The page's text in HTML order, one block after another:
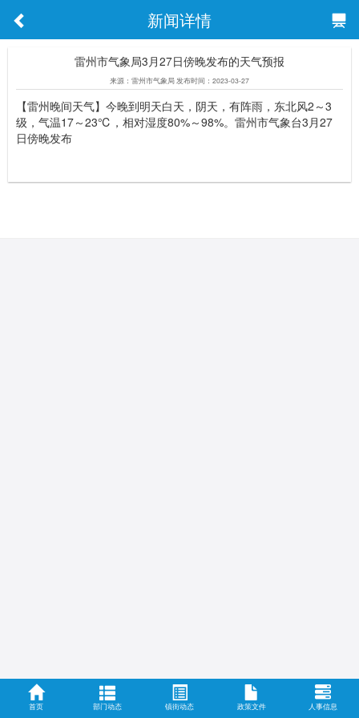
新闻详情
雷州市气象局3月27日傍晚发布的天气预报
来源：雷州市气象局 发布时间：2023-03-27
【雷州晚间天气】今晚到明天白天，阴天，有阵雨，东北风2～3
级，气温17～23℃，相对湿度80%～98%。雷州市气象台3月27
日傍晚发布
首页 部门动态 镇街动态 政策文件 人事信息